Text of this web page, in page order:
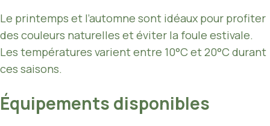
Le printemps et l’automne sont idéaux pour profiter
des couleurs naturelles et éviter la foule estivale.
Les températures varient entre 10°C et 20°C durant
ces saisons.
Équipements disponibles